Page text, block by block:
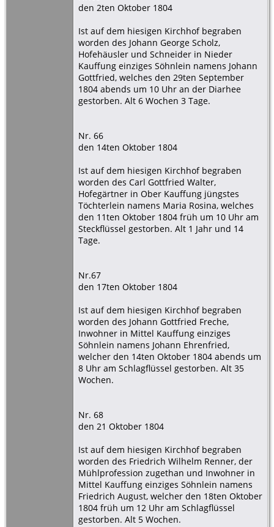
den 2ten Oktober 1804
Ist auf dem hiesigen Kirchhof begraben
worden des Johann George Scholz,
Hofehäusler und Schneider in Nieder
Kauffung einziges Söhnlein namens Johann
Gottfried, welches den 29ten September
1804 abends um 10 Uhr an der Diarhee
gestorben. Alt 6 Wochen 3 Tage.
Nr. 66
den 14ten Oktober 1804
Ist auf dem hiesigen Kirchhof begraben
worden des Carl Gottfried Walter,
Hofegärtner in Ober Kauffung jüngstes
Töchterlein namens Maria Rosina, welches
den 11ten Oktober 1804 früh um 10 Uhr am
Steckflüssel gestorben. Alt 1 Jahr und 14
Tage.
Nr.67
den 17ten Oktober 1804
Ist auf dem hiesigen Kirchhof begraben
worden des Johann Gottfried Freche,
Inwohner in Mittel Kauffung einziges
Söhnlein namens Johann Ehrenfried,
welcher den 14ten Oktober 1804 abends um
8 Uhr am Schlagflüssel gestorben. Alt 35
Wochen.
Nr. 68
den 21 Oktober 1804
Ist auf dem hiesigen Kirchhof begraben
worden des Friedrich Wilhelm Renner, der
Mühlprofession zugethan und Inwohner in
Mittel Kauffung einziges Söhnlein namens
Friedrich August, welcher den 18ten Oktober
1804 früh um 12 Uhr am Schlagflüssel
gestorben. Alt 5 Wochen.